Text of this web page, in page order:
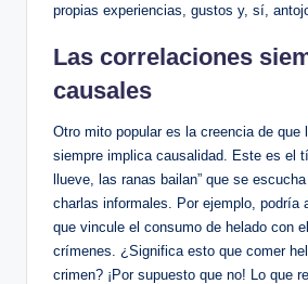
propias experiencias, gustos y, sí,
Las correlaciones
causales
Otro mito popular es la creencia de que
siempre implica causalidad. Este es el
llueve, las ranas bailan” que se
charlas informales. Por ejemplo, podría
que vincule el consumo de helado con
crímenes. ¿Significa esto que comer
crimen? ¡Por supuesto que no! Lo que